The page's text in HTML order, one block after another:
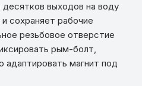
выходов на воду
сохраняет рабочие
резьбовое отверстие
рым-болт,
адаптировать магнит под